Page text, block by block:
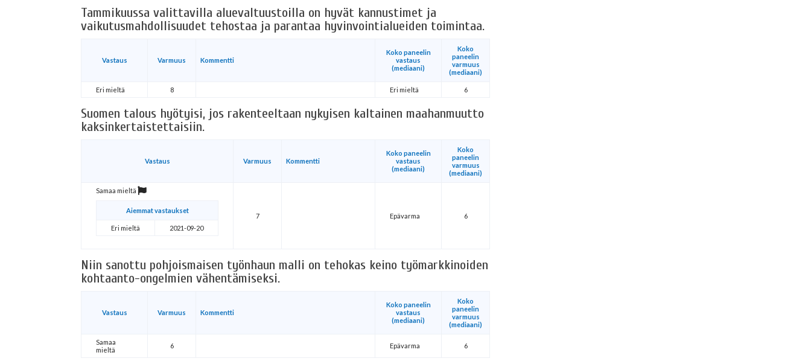
Tammikuussa valittavilla aluevaltuustoilla on hyvät kannustimet ja
vaikutusmahdollisuudet tehostaa ja parantaa hyvinvointialueiden toimintaa.
Vastaus Varmuus Kommentti
Koko paneelin
vastaus
(mediaani)
Koko
paneelin
varmuus
(mediaani)
Eri mieltä 8 Eri mieltä 6
Suomen talous hyötyisi, jos rakenteeltaan nykyisen kaltainen maahanmuutto
kaksinkertaistettaisiin.
Vastaus Varmuus Kommentti
Koko paneelin
vastaus
(mediaani)
Koko
paneelin
varmuus
(mediaani)
Samaa mieltä
Aiemmat vastaukset
Eri mieltä 2021-09-20
7 Epävarma 6
Niin sanottu pohjoismaisen työnhaun malli on tehokas keino työmarkkinoiden
kohtaanto-ongelmien vähentämiseksi.
Vastaus Varmuus Kommentti
Koko paneelin
vastaus
(mediaani)
Koko
paneelin
varmuus
(mediaani)
Samaa
mieltä
6 Epävarma 6